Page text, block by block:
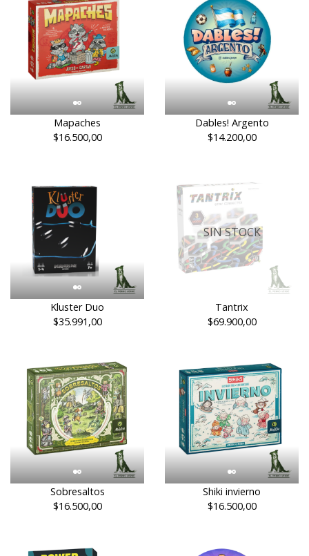
Mapaches
$16.500,00
Dables! Argento
$14.200,00
Kluster Duo
$35.991,00
SIN STOCK
Tantrix
$69.900,00
Sobresaltos
$16.500,00
Shiki invierno
$16.500,00